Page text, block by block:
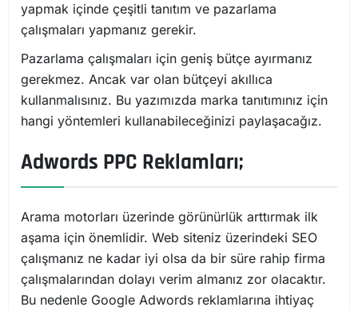
yapmak içinde çeşitli tanıtım ve pazarlama
çalışmaları yapmanız gerekir.
Pazarlama çalışmaları için geniş bütçe ayırmanız
gerekmez. Ancak var olan bütçeyi akıllıca
kullanmalısınız. Bu yazımızda marka tanıtımınız için
hangi yöntemleri kullanabileceğinizi paylaşacağız.
Adwords PPC Reklamları;
Arama motorları üzerinde görünürlük arttırmak ilk
aşama için önemlidir. Web siteniz üzerindeki SEO
çalışmanız ne kadar iyi olsa da bir süre rahip firma
çalışmalarından dolayı verim almanız zor olacaktır.
Bu nedenle Google Adwords reklamlarına ihtiyaç